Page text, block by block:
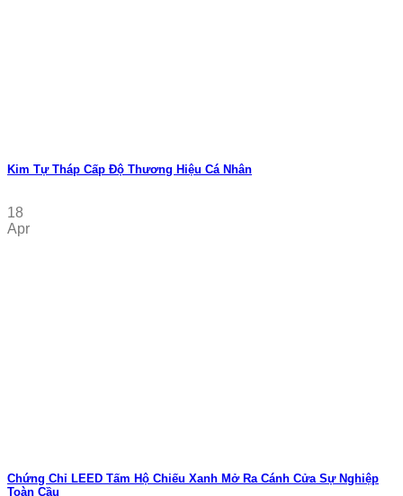
Kim Tự Tháp Cấp Độ Thương Hiệu Cá Nhân
18
Apr
Chứng Chỉ LEED Tấm Hộ Chiếu Xanh Mở Ra Cánh Cửa Sự Nghiệp
Toàn Cầu